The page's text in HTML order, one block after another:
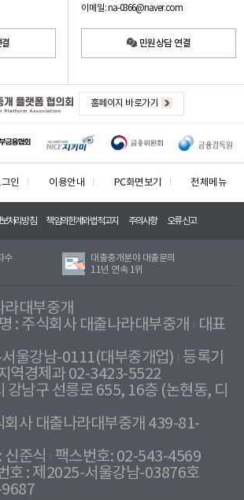
이메일: na-0366@naver.com
민원상담 연결
홈페이지 바로가기
인 이용안내 PC화면보기 전체메뉴
처리방침 책임의한계와법적고지 주의사항 오류신고
수
대출중개분야 대출문의
11년 연속 1위
라대부중개
: 주식회사 대출나라대부중개
대표
울강남-0111(대부중개업) 등록기
역경제과 02-3423-5522
강남구 선릉로 655, 16층 (논현동, 디
회사 대출나라대부중개 439-81-
신준식
팩스번호: 02-543-4569
호 : 제2025-서울강남-03876호
9687